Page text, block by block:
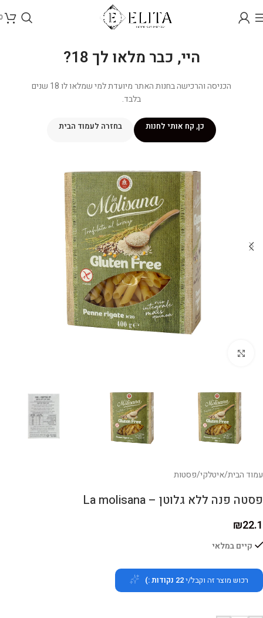
היי, כבר מלאו לך 18?
הכניסה והרכישה בחנות האתר מיועדת למי שמלאו לו 18 שנים
בלבד.
כן, קח אותי לחנות בחזרה לעמוד הבית
עמוד הבית/איטלקי/פסטות
פסטה פנה ללא גלוטן – La molisana
₪22.1
קיים במלאי
רכוש מוצר זה וקבל/י22 נקודות :)